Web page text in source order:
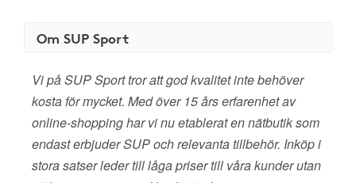
Om SUP Sport
Vi på SUP Sport tror att god kvalitet inte behöver
kosta för mycket. Med över 15 års erfarenhet av
online-shopping har vi nu etablerat en nätbutik som
endast erbjuder SUP och relevanta tillbehör. Inköp i
stora satser leder till låga priser till våra kunder utan